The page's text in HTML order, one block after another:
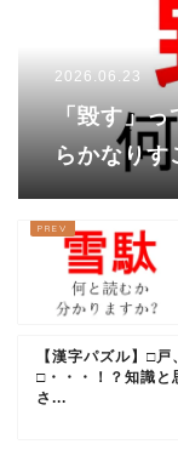
2026.06.23
「毀す」
らかなりす
【漢字パズル】□
□・・・！？知識と
さ...